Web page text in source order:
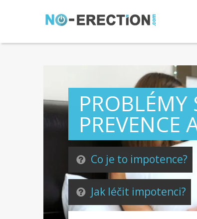
PROBLÉMY
PREVENCE
Co je to impotence?
Jak léčit impotenci?